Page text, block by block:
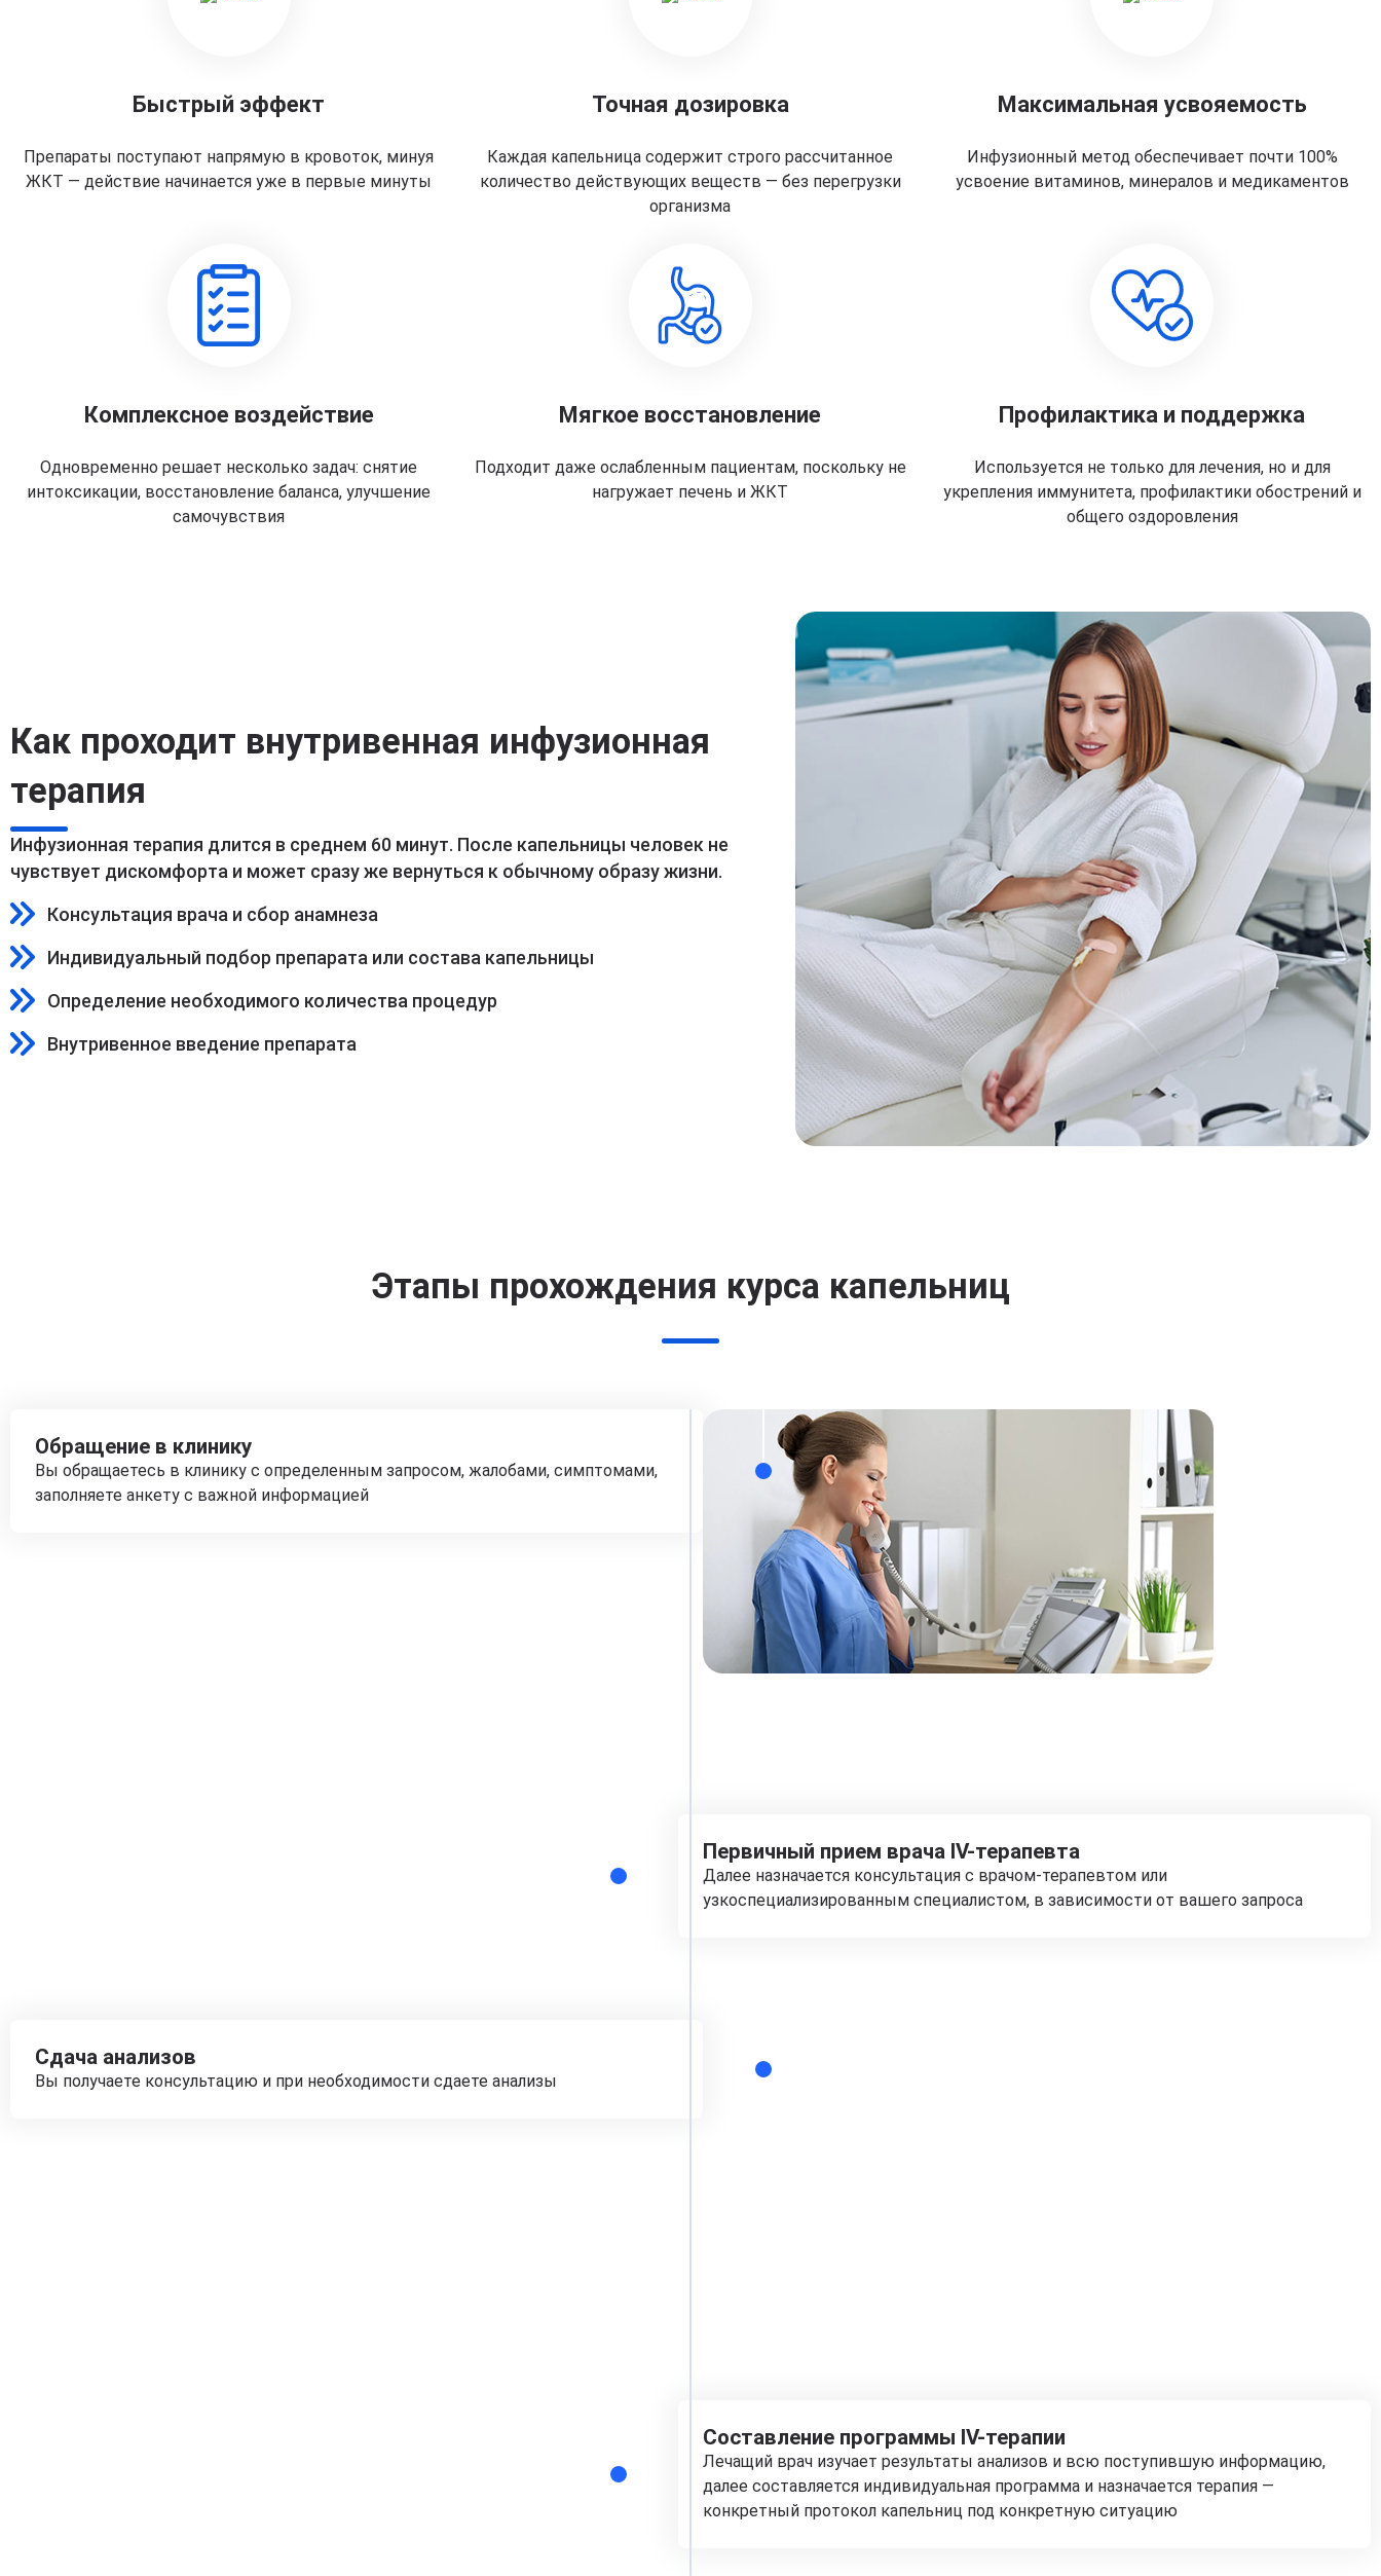
Быстрый эффект
Препараты поступают напрямую в кровоток, минуя
ЖКТ — действие начинается уже в первые минуты
Точная дозировка
Каждая капельница содержит строго рассчитанное
количество действующих веществ — без перегрузки
организма
Максимальная усвояемость
Инфузионный метод обеспечивает почти 100%
усвоение витаминов, минералов и медикаментов
Комплексное воздействие
Одновременно решает несколько задач: снятие
интоксикации, восстановление баланса, улучшение
самочувствия
Мягкое восстановление
Подходит даже ослабленным пациентам, поскольку не
нагружает печень и ЖКТ
Профилактика и поддержка
Используется не только для лечения, но и для
укрепления иммунитета, профилактики обострений и
общего оздоровления
Как проходит внутривенная инфузионная
терапия
Инфузионная терапия длится в среднем 60 минут. После капельницы человек не
чувствует дискомфорта и может сразу же вернуться к обычному образу жизни.
Консультация врача и сбор анамнеза
Индивидуальный подбор препарата или состава капельницы
Определение необходимого количества процедур
Внутривенное введение препарата
Этапы прохождения курса капельниц
Обращение в клинику
Вы обращаетесь в клинику с определенным запросом, жалобами, симптомами,
заполняете анкету с важной информацией
Первичный прием врача IV-терапевта
Далее назначается консультация с врачом-терапевтом или
узкоспециализированным специалистом, в зависимости от вашего запроса
Сдача анализов
Вы получаете консультацию и при необходимости сдаете анализы
Составление программы IV-терапии
Лечащий врач изучает результаты анализов и всю поступившую информацию,
далее составляется индивидуальная программа и назначается терапия —
конкретный протокол капельниц под конкретную ситуацию